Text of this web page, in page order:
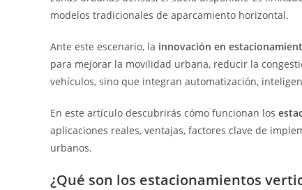
modelos tradicionales de aparcamiento horizontal.
Ante este escenario, la innovación en
para mejorar la movilidad urbana, reducir la
vehículos, sino que integran automatización,
En este artículo descubrirás cómo funcionan los
aplicaciones reales, ventajas, factores clave de
urbanos.
¿Qué son los estacionamientos